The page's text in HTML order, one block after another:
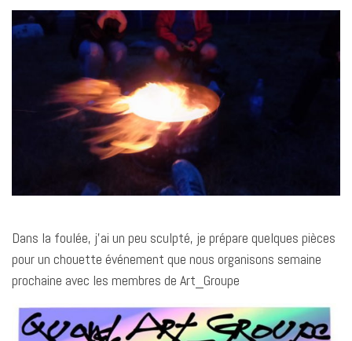
Dans la foulée, j’ai un peu sculpté, je prépare quelques pièces
pour un chouette événement que nous organisons semaine
prochaine avec les membres de Art_Groupe